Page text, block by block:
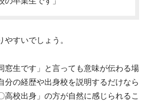
やすいでしょう。
窓生です」と言っても意味が伝わる場
分の経歴や出身校を説明するだけなら
高校出身」の方が自然に感じられるこ